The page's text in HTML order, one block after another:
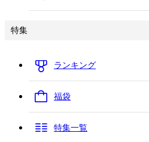
特集
ランキング
福袋
特集一覧